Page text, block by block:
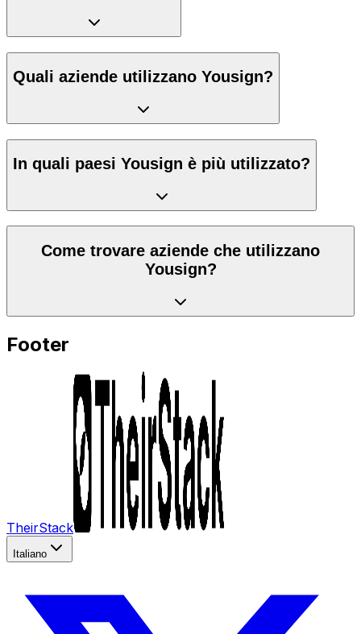
Quali aziende utilizzano Yousign?
In quali paesi Yousign è più utilizzato?
Come trovare aziende che utilizzano
Yousign?
Footer
TheirStack
Italiano